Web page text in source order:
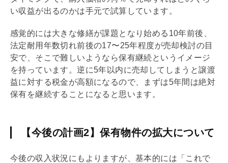
い収益が出るのかは手元で試算しています。
感覚的には大きな修繕が課題となり始める10年前後、
法定耐用年数切れ前後の17〜25年程度が売却検討の目
安で、そこで難しいようなら保有継続というイメージ
を持っています。逆に5年以内に売却してしまうと譲渡
益に対する税金が高額になるので、まずは5年間は絶対
保有を継続することになると思います。
【今後の計画2】保有物件の拡大について
今後の収入状況にもよりますが、基本的には「これで